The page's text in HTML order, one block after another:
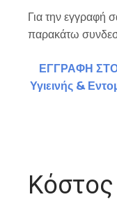
Για την εγγραφή
παρακάτω
ΕΓΓΡΑΦΗ ΣΤΟ
Υγιεινής &
Κόστος